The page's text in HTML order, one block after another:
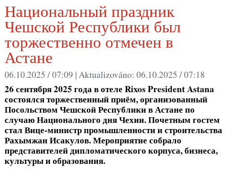
Национальный праздник
Чешской Республики был
торжественно отмечен в
Астане
06.10.2025 / 07:09 |Aktualizováno: 06.10.2025 / 07:18
26 сентября 2025 года в отеле RixosPresidentAstana
состоялся торжественный приём, организованный
Посольством Чешской Республики в Астане по
случаю Национального дня Чехии. Почетным гостем
стал Вице-министр промышленности и строительства
Рахымжан Исакулов. Мероприятие собрало
представителей дипломатического корпуса, бизнеса,
культуры и образования.